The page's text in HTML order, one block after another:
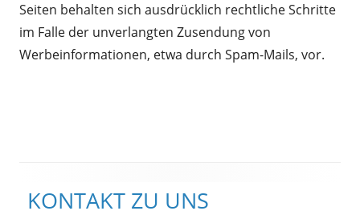
Seiten behalten sich ausdrücklich rechtliche Schritte
im Falle der unverlangten Zusendung von
Werbeinformationen, etwa durch Spam-Mails, vor.
Haupt-
KONTAKT ZU UNS